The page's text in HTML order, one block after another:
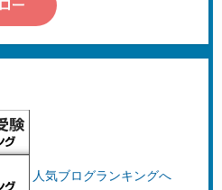
人気ブログランキングへ